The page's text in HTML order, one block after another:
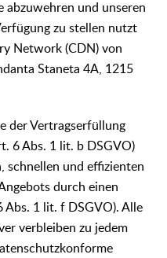
und unseren
zu stellen nutzt
Network (CDN) von
Staneta 4A, 1215
der Vertragserfüllung
6 Abs. 1 lit. b DSGVO)
schnellen und effizienten
durch einen
Abs. 1 lit. f DSGVO). Alle
verbleiben zu jedem